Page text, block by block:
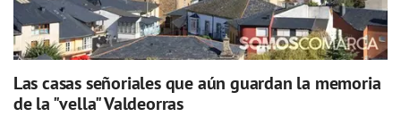
Las casas señoriales que aún guardan la memoria
de la "vella" Valdeorras